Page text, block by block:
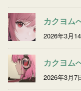
カクヨム
2026年3月
カクヨム
2026年3月7